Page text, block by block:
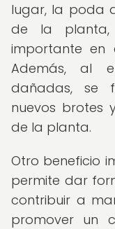
lugar, la poda
de la planta,
importante en
Además, al
dañadas, se
nuevos brotes
de la planta.
Otro beneficio
permite dar
contribuir a
promover un